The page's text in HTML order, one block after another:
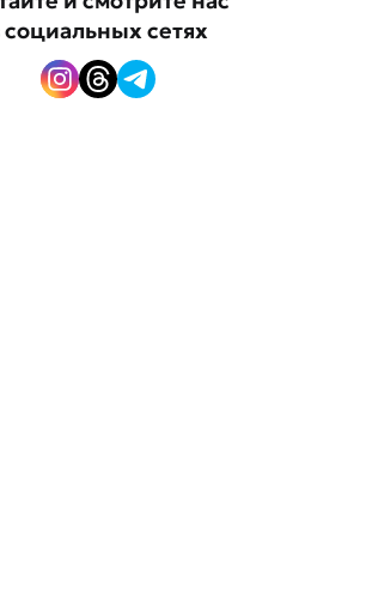
социальных сетях